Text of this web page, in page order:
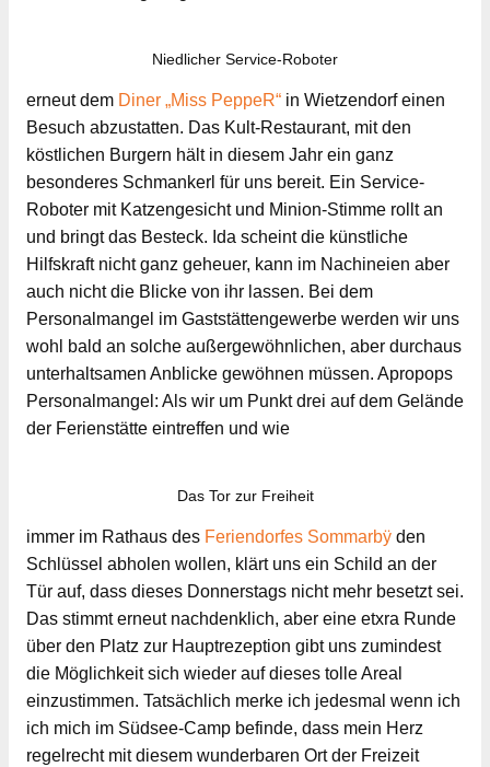
Niedlicher Service-Roboter
erneut dem Diner „Miss PeppeR“ in Wietzendorf einen
Besuch abzustatten. Das Kult-Restaurant, mit den
köstlichen Burgern hält in diesem Jahr ein ganz
besonderes Schmankerl für uns bereit. Ein Service-
Roboter mit Katzengesicht und Minion-Stimme rollt an
und bringt das Besteck. Ida scheint die künstliche
Hilfskraft nicht ganz geheuer, kann im Nachineien aber
auch nicht die Blicke von ihr lassen. Bei dem
Personalmangel im Gaststättengewerbe werden wir uns
wohl bald an solche außergewöhnlichen, aber durchaus
unterhaltsamen Anblicke gewöhnen müssen. Apropops
Personalmangel: Als wir um Punkt drei auf dem Gelände
der Ferienstätte eintreffen und wie
Das Tor zur Freiheit
immer im Rathaus des Feriendorfes Sommarbÿ den
Schlüssel abholen wollen, klärt uns ein Schild an der
Tür auf, dass dieses Donnerstags nicht mehr besetzt sei.
Das stimmt erneut nachdenklich, aber eine etxra Runde
über den Platz zur Hauptrezeption gibt uns zumindest
die Möglichkeit sich wieder auf dieses tolle Areal
einzustimmen. Tatsächlich merke ich jedesmal wenn ich
ich mich im Südsee-Camp befinde, dass mein Herz
regelrecht mit diesem wunderbaren Ort der Freizeit